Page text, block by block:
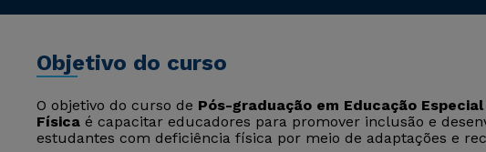
Objetivo do curso
O objetivo do curso de Pós-graduação em Educação
Física é capacitar educadores para promover inclusão e
estudantes com deficiência física por meio de adaptações e